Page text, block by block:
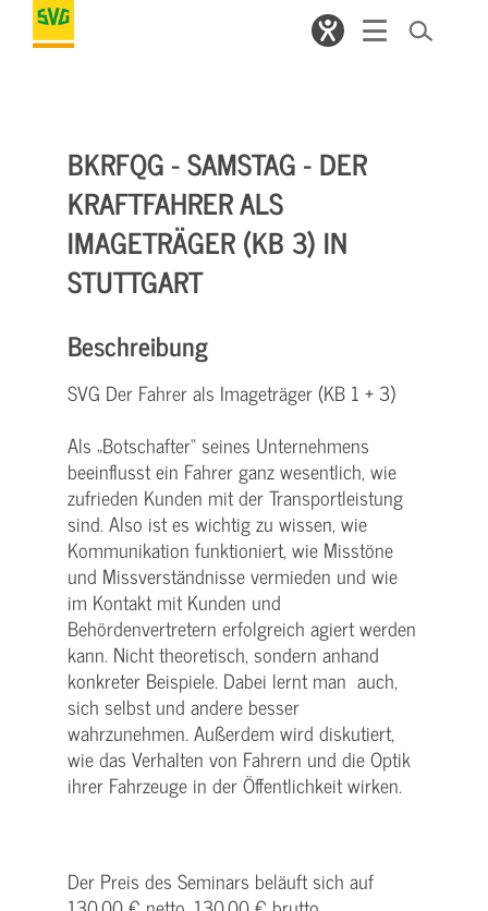
BKRFQG - SAMSTAG - DER
KRAFTFAHRER ALS
IMAGETRÄGER (KB 3) IN
STUTTGART
Beschreibung
SVG Der Fahrer als Imageträger (KB 1 + 3)
Als „Botschafter“ seines Unternehmens
beeinflusst ein Fahrer ganz wesentlich, wie
zufrieden Kunden mit der Transportleistung
sind. Also ist es wichtig zu wissen, wie
Kommunikation funktioniert, wie Misstöne
und Missverständnisse vermieden und wie
im Kontakt mit Kunden und
Behördenvertretern erfolgreich agiert werden
kann. Nicht theoretisch, sondern anhand
konkreter Beispiele. Dabei lernt man auch,
sich selbst und andere besser
wahrzunehmen. Außerdem wird diskutiert,
wie das Verhalten von Fahrern und die Optik
ihrer Fahrzeuge in der Öffentlichkeit wirken.
Der Preis des Seminars beläuft sich auf